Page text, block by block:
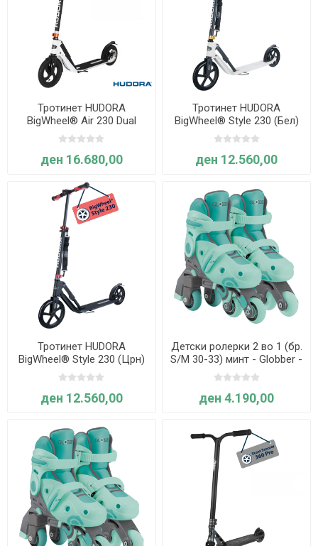
Тротинет HUDORA
BigWheel® Air 230 Dual
Brake
ден 16.680,00
Тротинет HUDORA
BigWheel® Style 230 (Бел)
ден 12.560,00
Тротинет HUDORA
BigWheel® Style 230 (Црн)
ден 12.560,00
Детски ролерки 2 во 1 (бр.
S/M 30-33) минт - Globber -
Learning Inline Skates
ден 4.190,00